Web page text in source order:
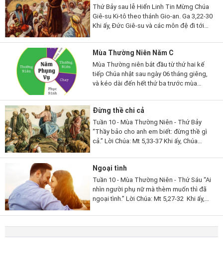
Thứ Bảy sau lễ Hiển Linh Tin Mừng Chúa
Giê-su Ki-tô theo thánh Gio-an. Ga 3,22-30
Khi ấy, Đức Giê-su và các môn đệ đi tới
ông và làm phép rửa. Còn...
Mùa Thường Niên Năm C
Mùa Thường niên bắt đầu từ thứ hai kế
tiếp Chúa nhật sau ngày 06 tháng giêng,
và kéo dài đến hết thứ ba trước mùa
nhật lễ Hiện xuống và...
Đừng thề chi cả
Tuần 10 - Mùa Thường Niên - Thứ Bảy
“Thầy bảo cho anh em biết: đừng thề gì
cả.” Lời Chúa: Mt 5,33-37 Khi ấy, Chúa
con lại còn nghe dạy người...
Ngoại tình
Tuần 10 - Mùa Thường Niên - Thứ Sáu “Ai
nhìn người phụ nữ mà thèm muốn thì đã
ngoại tình.” Lời Chúa: Mt 5,27-32 Khi ấy,
“Các con đã nghe dạy...